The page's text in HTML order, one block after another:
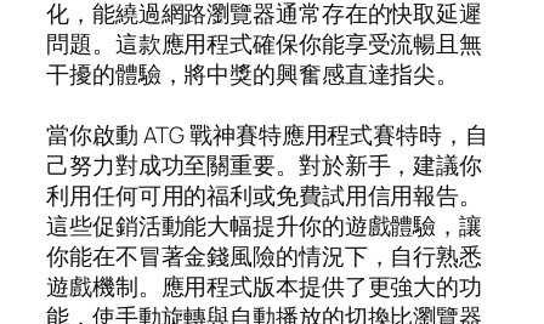
化，能繞過網路瀏覽器通常存在的快取延遲
問題。這款應用程式確保你能享受流暢且無
干擾的體驗，將中獎的興奮感直達指尖。
當你啟動 ATG 戰神賽特應用程式賽特時，自
己努力對成功至關重要。對於新手，建議你
利用任何可用的福利或免費試用信用報告。
這些促銷活動能大幅提升你的遊戲體驗，讓
你能在不冒著金錢風險的情況下，自行熟悉
遊戲機制。應用程式版本提供了更強大的功
能，使手動旋轉與自動播放的切換比瀏覽器